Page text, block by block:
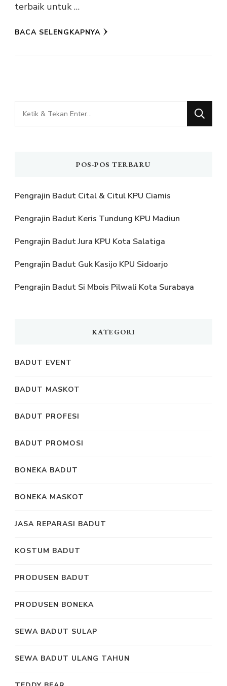
terbaik untuk …
BACA SELENGKAPNYA
Mencari
Sesuatu?
POS-POS TERBARU
Pengrajin Badut Cital & Citul KPU Ciamis
Pengrajin Badut Keris Tundung KPU Madiun
Pengrajin Badut Jura KPU Kota Salatiga
Pengrajin Badut Guk Kasijo KPU Sidoarjo
Pengrajin Badut Si Mbois Pilwali Kota Surabaya
KATEGORI
BADUT EVENT
BADUT MASKOT
BADUT PROFESI
BADUT PROMOSI
BONEKA BADUT
BONEKA MASKOT
JASA REPARASI BADUT
KOSTUM BADUT
PRODUSEN BADUT
PRODUSEN BONEKA
SEWA BADUT SULAP
SEWA BADUT ULANG TAHUN